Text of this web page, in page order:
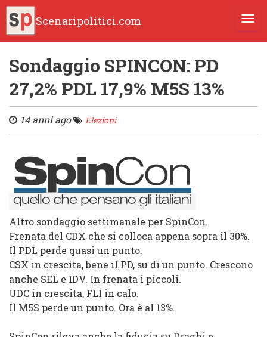
Scenaripolitici.com
Sondaggio SPINCON: PD
27,2% PDL 17,9% M5S 13%
14 anni ago Elezioni
Altro sondaggio settimanale per SpinCon.
Frenata del CDX che si colloca appena sopra il 30%.
Il PDL perde quasi un punto.
CSX in crescita, bene il PD, su di un punto. Crescono
anche SEL e IDV. In frenata i piccoli.
UDC in crescita, FLI in calo.
Il M5S perde un punto. Ora è al 13%.